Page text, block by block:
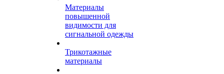
Материалы
повышенной
видимости для
сигнальной одежды
Трикотажные
материалы